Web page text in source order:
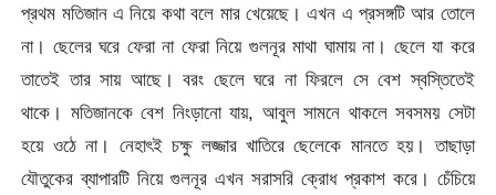
প্রথম মতিজান এ নিয়ে কথা বলে মার খেয়েছে। এখন এ প্রসঙ্গটি আর তোলে
না। ছেলের ঘরে ফেরা না ফেরা নিয়ে গুলনূর মাথা ঘামায় না। ছেলে যা করে
তাতেই তার সায় আছে। বরং ছেলে ঘরে না ফিরলে সে বেশ স্বস্তিতেই
থাকে। মতিজানকে বেশ নিংড়ানো যায়, আবুল সামনে থাকলে সবসময় সেটা
হয়ে ওঠে না। নেহাৎই চক্ষু লজ্জার খাতিরে ছেলেকে মানতে হয়। তাছাড়া
যৌতুকের ব্যাপারটি নিয়ে গুলনূর এখন সরাসরি ক্রোধ প্রকাশ করে। চেঁচিয়ে